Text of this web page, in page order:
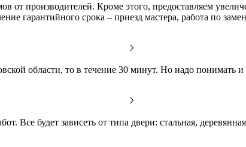
от производителей. Кроме этого, предоставляем
гарантийного срока – приезд мастера, работа по
области, то в течение 30 минут. Но надо
Все будет зависеть от типа двери: стальная,